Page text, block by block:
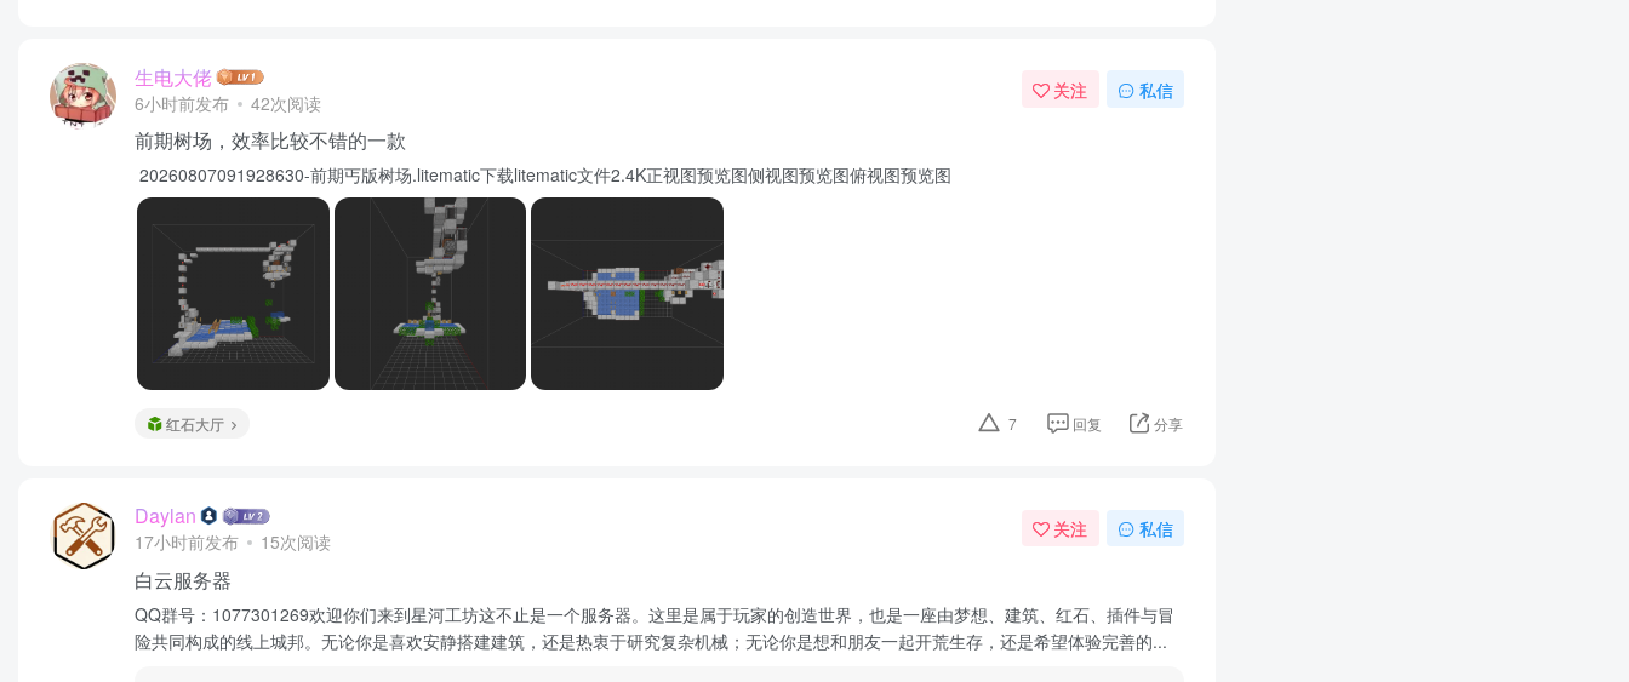
生电大佬
6小时前发布 42次阅读
关注 私信
前期树场，效率比较不错的一款
20260807091928630-前期丐版树场.litematic下载litematic文件2.4K正视图预览图侧视图预览图俯视图预览图
红石大厅 7 回复 分享
Daylan
17小时前发布 15次阅读
关注 私信
白云服务器
QQ群号：1077301269欢迎你们来到星河工坊这不止是一个服务器。这里是属于玩家的创造世界，也是一座由梦想、建筑、红石、插件与冒
险共同构成的线上城邦。无论你是喜欢安静搭建建筑，还是热衷于研究复杂机械；无论你是想和朋友一起开荒生存，还是希望体验完善的...